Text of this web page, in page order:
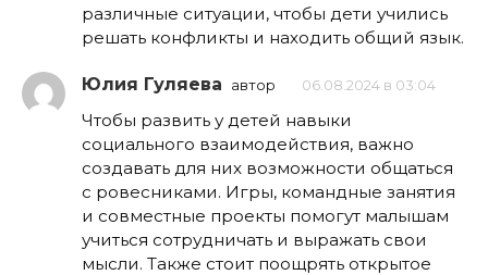
различные ситуации, чтобы дети учились
решать конфликты и находить общий язык.
Юлия Гуляева автор 06.08.2024 в 03:04
Чтобы развить у детей навыки
социального взаимодействия, важно
создавать для них возможности общаться
с ровесниками. Игры, командные занятия
и совместные проекты помогут малышам
учиться сотрудничать и выражать свои
мысли. Также стоит поощрять открытое